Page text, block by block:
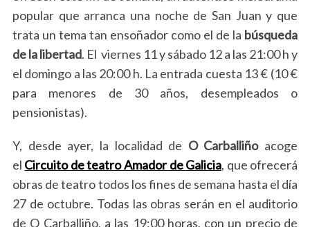
popular que arranca una noche de San Juan y que
trata un tema tan ensoñador como el de la búsqueda
de la libertad. El viernes 11 y sábado 12 a las 21:00 h y
el domingo a las 20:00 h. La entrada cuesta 13 € (10 €
para menores de 30 años, desempleados o
pensionistas).
Y, desde ayer, la localidad de O Carballiñoacoge
el Circuito de teatro Amador de Galicia, que ofrecerá
obras de teatro todos los fines de semana hasta el día
27 de octubre. Todas las obras serán en el auditorio
de O Carballiño, a las 19:00 horas, con un precio de